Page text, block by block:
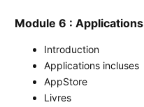
Module 6 : Applications
Introduction
Applications incluses
AppStore
Livres